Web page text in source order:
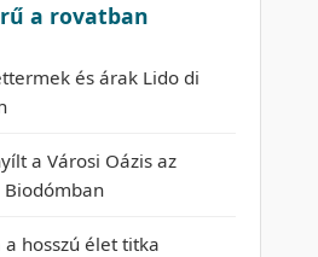
a rovatban
és árak Lido di
a Városi Oázis az
hosszú élet titka